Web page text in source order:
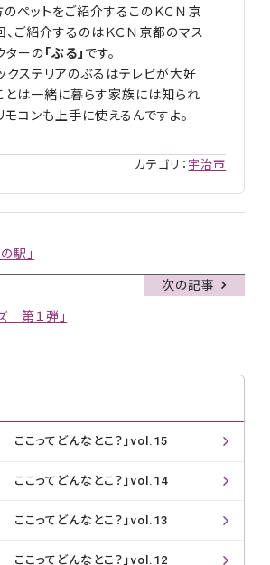
ペットをご紹介するこのＫＣＮ京
、ご紹介するのはＫＣＮ京都のマス
ターの「ぶる」 です。
クステリアのぶるはテレビが大好
とは一緒に暮らす家族には知られ
モコンも上手に使えるんですよ。
カテゴリ： 宇治市
駅」
次の記事
第１弾」
ここってどんなとこ？」vol.15
ここってどんなとこ？」vol.14
ここってどんなとこ？」vol.13
ここってどんなとこ？」vol.12